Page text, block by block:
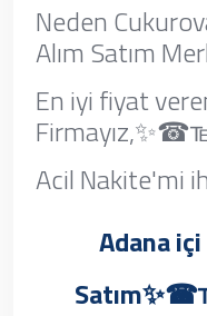
Neden
Alım Satım
En iyi fiyat
Acil Nakite'mi
Adana